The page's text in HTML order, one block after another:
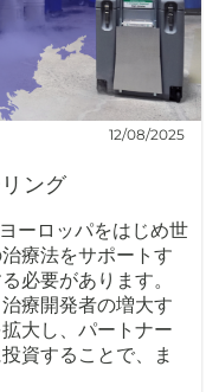
12/08/2025
ング
ーロッパをはじめ世
療法をサポートす
必要があります。
療開発者の増大す
大し、パートナー
資することで、ま